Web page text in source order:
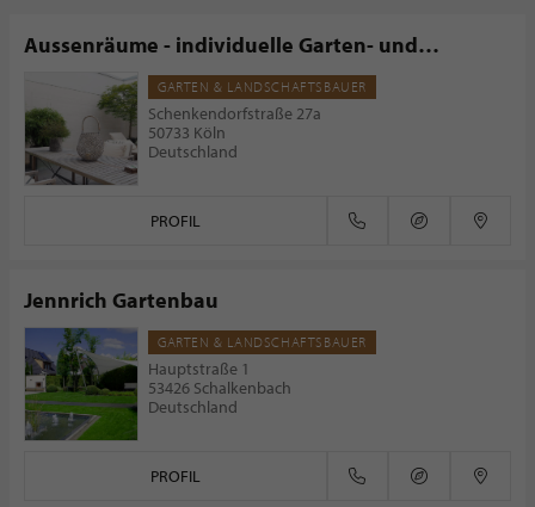
Aussenräume - individuelle Garten- und
TerrassengestaltungGARTEN & LANDSCHAFTSBAUER
Schenkendorfstraße 27a
50733 Köln
Deutschland
PROFIL
Jennrich Gartenbau
GARTEN & LANDSCHAFTSBAUER
Hauptstraße 1
53426 Schalkenbach
Deutschland
PROFIL